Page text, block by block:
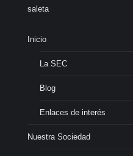
saleta
Inicio
La SEC
Blog
Enlaces de interés
Nuestra Sociedad